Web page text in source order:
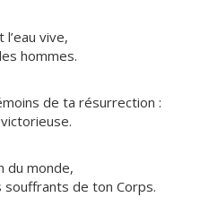
vive,
hommes.
de ta résurrection :
du monde,
de ton Corps.